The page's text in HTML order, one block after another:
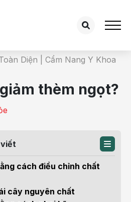
Diện | Cẩm Nang Y Khoa
thèm ngọt?
viết
cách điều chỉnh chất
cây nguyên chất